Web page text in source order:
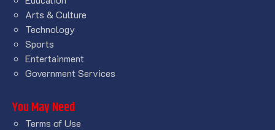
Arts & Culture
Technology
Sports
Entertainment
Government Services
You May Need
Terms of Use